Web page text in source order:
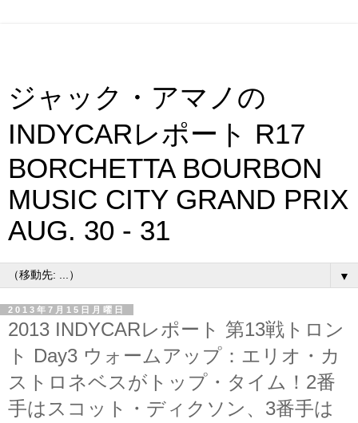
ジャック・アマノの
INDYCARレポート R17
BORCHETTA BOURBON
MUSIC CITY GRAND PRIX
AUG. 30 - 31
▼
2013年7月15日月曜日
2013 INDYCARレポート 第13戦トロン
ト Day3 ウォームアップ：エリオ・カ
ストロネベスがトップ・タイム！2番
手はスコット・ディクソン、3番手は